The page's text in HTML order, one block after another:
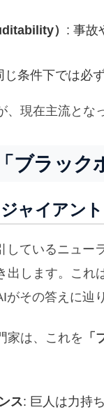
） : 事故
じ条件下では必
、現在主流とな
ブラック
ジャイアン
しているニュー
出します。これ
がその答えに辿
家は、これを
ス: 巨人は力持